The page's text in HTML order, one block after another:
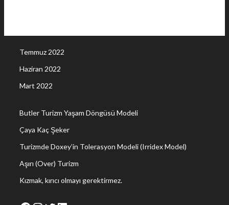
Temmuz 2022
Haziran 2022
Mart 2022
Butler Turizm Yaşam Döngüsü Modeli
Çaya Kaç Şeker
Turizmde Doxey’in Tolerasyon Modeli (Irridex Model)
Aşırı (Over) Turizm
Kızmak, kırıcı olmayı gerektirmez.